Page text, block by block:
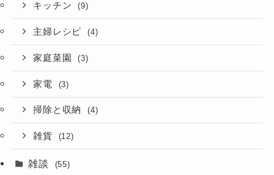
キッチン (9)
主婦レシピ (4)
家庭菜園 (3)
家電 (3)
掃除と収納 (4)
雑貨 (12)
雑談 (55)